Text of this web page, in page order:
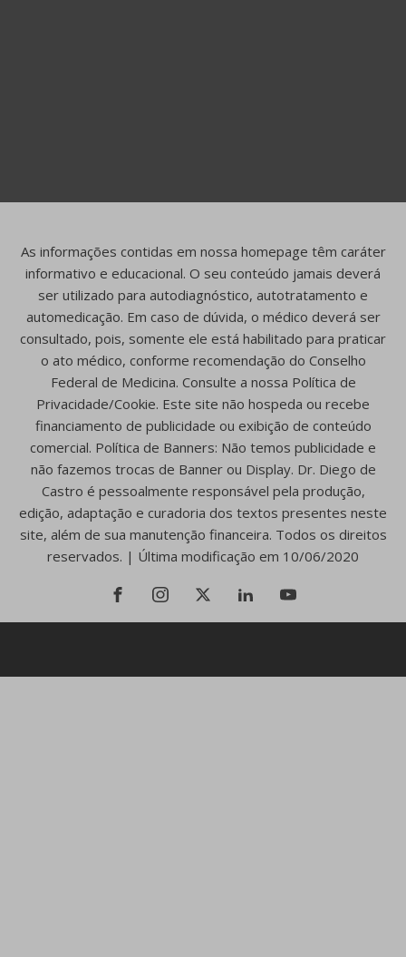
As informações contidas em nossa homepage têm caráter
informativo e educacional. O seu conteúdo jamais deverá
ser utilizado para autodiagnóstico, autotratamento e
automedicação. Em caso de dúvida, o médico deverá ser
consultado, pois, somente ele está habilitado para praticar
o ato médico, conforme recomendação do Conselho
Federal de Medicina. Consulte a nossa Política de
Privacidade/Cookie. Este site não hospeda ou recebe
financiamento de publicidade ou exibição de conteúdo
comercial. Política de Banners: Não temos publicidade e
não fazemos trocas de Banner ou Display. Dr. Diego de
Castro é pessoalmente responsável pela produção,
edição, adaptação e curadoria dos textos presentes neste
site, além de sua manutenção financeira. Todos os direitos
reservados. | Última modificação em 10/06/2020